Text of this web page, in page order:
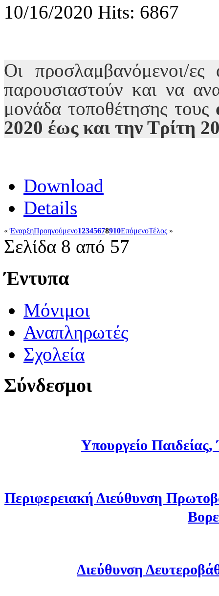
10/16/2020 Hits: 6867
Οι προσλαμβανόμενοι/ες
παρουσιαστούν και να
μονάδα τοποθέτησης τους
2020 έως και την Τρίτη
Download
Details
«ΈναρξηΠροηγούμενο12345678910ΕπόμενοΤέλος »
Σελίδα 8 από 57
Έντυπα
Μόνιμοι
Αναπληρωτές
Σχολεία
Σύνδεσμοι
Υπουργείο
Περιφερειακή Διεύθυνση
Διεύθυνση